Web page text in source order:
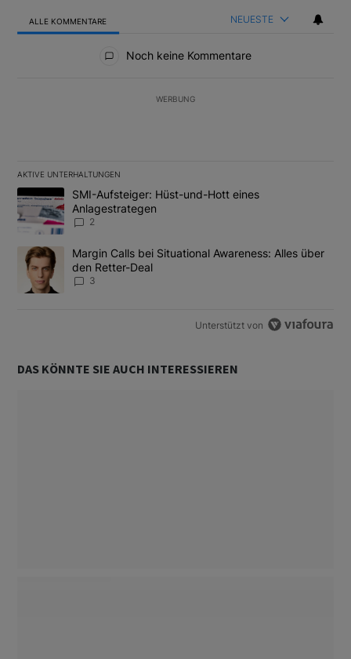
ALLE KOMMENTARE NEUESTE
Noch keine Kommentare
WERBUNG
AKTIVE UNTERHALTUNGEN
Das Folgende ist eine Liste der am meisten kommentierten
Ein Trendartikel mit dem Titel "SMI-Aufsteiger: Hüst-und-Hott
SMI-Aufsteiger: Hüst-und-Hott eines
Anlagestrategen
2
Ein Trendartikel mit dem Titel "Margin Calls bei Situational
Margin Calls bei Situational Awareness: Alles über
den Retter-Deal
3
Unterstützt von
DAS KÖNNTE SIE AUCH INTERESSIEREN